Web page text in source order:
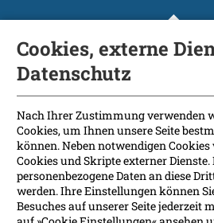
Fakultät
International Patients
Kontakt
Presse
Soziale Medien
Barrierefreiheit
Cookies, externe
Datenschutz
Nach Ihrer Zustimmung verwenden
Cookies, um Ihnen unsere Seite
können. Neben notwendigen
Cookies und Skripte externer
personenbezogene Daten an diese
werden. Ihre Einstellungen können
Besuches auf unserer Seite jederzeit